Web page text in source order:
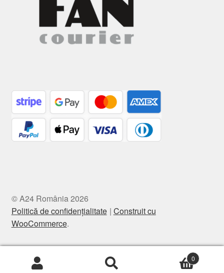
© A24 România 2026
Politică de confidențialitate Construit cu
WooCommerce.
0